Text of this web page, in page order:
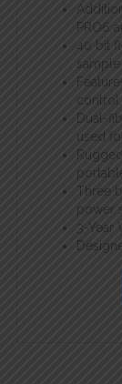
PRO6
40 bit
control
Dual-
used
Three
power
3-Year